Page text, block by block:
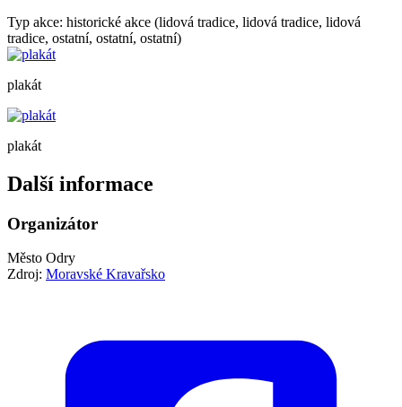
Typ akce: historické akce (lidová tradice, lidová tradice, lidová
tradice, ostatní, ostatní, ostatní)
plakát
plakát
Další informace
Organizátor
Město Odry
Zdroj: Moravské Kravařsko